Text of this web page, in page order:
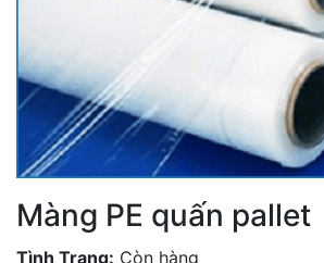
Màng PE quấn pallet
Tình Trạng: Còn hàng